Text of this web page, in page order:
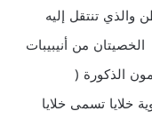
تنتقل إليه
من أنيبيبات
الذكورة (
خلايا تسمى خلايا